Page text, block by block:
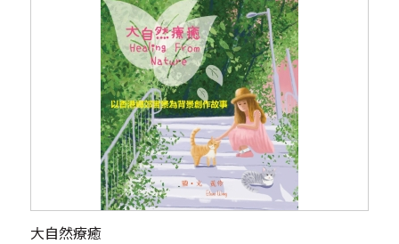
大自然療癒